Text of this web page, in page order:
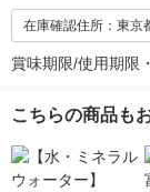
在庫確認住所：東京
賞味期限/使用期限
こちらの商品も